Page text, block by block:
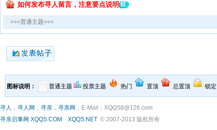
如何发布寻人留言，注意要点说明
===普通主题===
图标说明： 普通主题 投票主题 热门 置顶 总置顶 锁定
寻人 ， 寻人网 ， 寻亲 ， 寻亲网 ，E-Mail：XQQS8@126.com
寻亲启事网 XQQS.COM XQQS.NET © 2007-2013 版权所有